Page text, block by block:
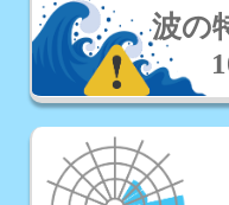
波の